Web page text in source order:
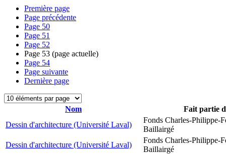
Première page
Page précédente
Page 50
Page 51
Page 52
Page 53 (page actuelle)
Page 54
Page suivante
Dernière page
Nom
Fait partie
Dessin d'architecture (Université Laval)
Fonds Charles-Philippe-
Baillairgé
Dessin d'architecture (Université Laval)
Fonds Charles-Philippe-
Baillairgé